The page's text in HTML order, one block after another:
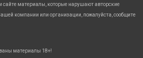
материалы, которые нарушают авторские
компании или организации, пожалуйста, сообщите
материалы 18+!